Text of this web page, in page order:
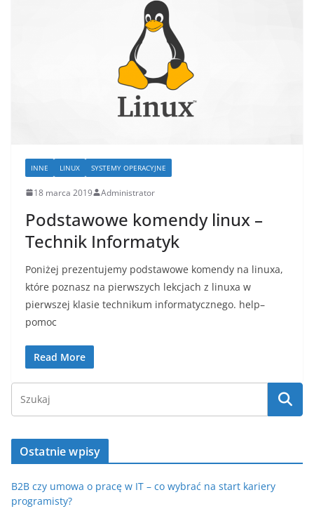
INNE LINUX SYSTEMY OPERACYJNE
18 marca 2019 Administrator
Podstawowe komendy linux –
Technik Informatyk
Poniżej prezentujemy podstawowe komendy na linuxa,
które poznasz na pierwszych lekcjach z linuxa w
pierwszej klasie technikum informatycznego. help–
pomoc
Read More
Ostatnie wpisy
B2B czy umowa o pracę w IT – co wybrać na start kariery
programisty?